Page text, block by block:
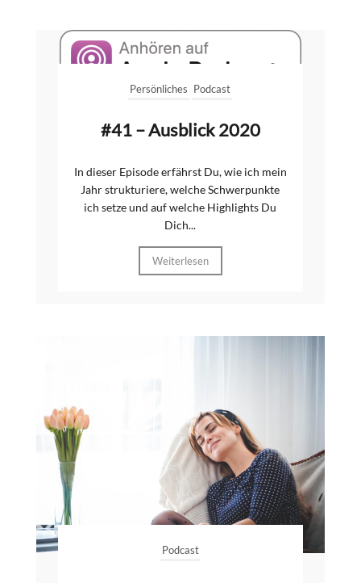
Persönliches Podcast
#41 – Ausblick 2020
In dieser Episode erfährst Du, wie ich mein
Jahr strukturiere, welche Schwerpunkte
ich setze und auf welche Highlights Du
Dich...
Weiterlesen
Podcast